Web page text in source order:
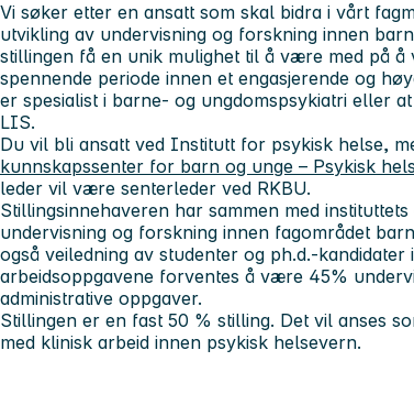
Vi søker etter en ansatt som skal bidra i vårt
utvikling av undervisning og forskning innen
stillingen få en unik mulighet til å være med på å
spennende periode innen et engasjerende og
er spesialist i barne- og ungdomspsykiatri eller
LIS.
Du vil bli ansatt ved Institutt for psykisk helse,
kunnskapssenter for barn og unge – Psykisk
leder vil være senterleder ved RKBU.
Stillingsinnehaveren har sammen med
undervisning og forskning innen fagområdet
også veiledning av studenter og ph.d.-
arbeidsoppgavene forventes å være 45%
administrative oppgaver.
Stillingen er en fast 50 % stilling. Det vil anses
med klinisk arbeid innen psykisk helsevern.